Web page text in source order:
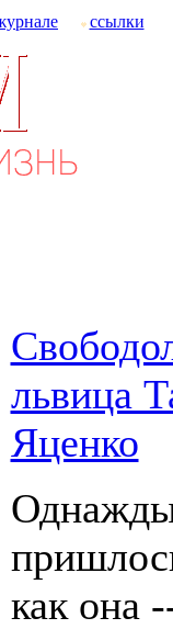
ссылки
львица
Яценко
как она